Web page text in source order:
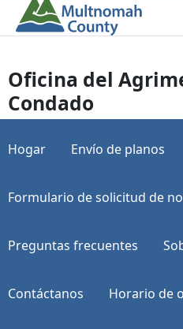
Oficina del
Condado
Hogar Envío de planos
Formulario de solicitud de
Preguntas frecuentes
Contáctanos Horario de